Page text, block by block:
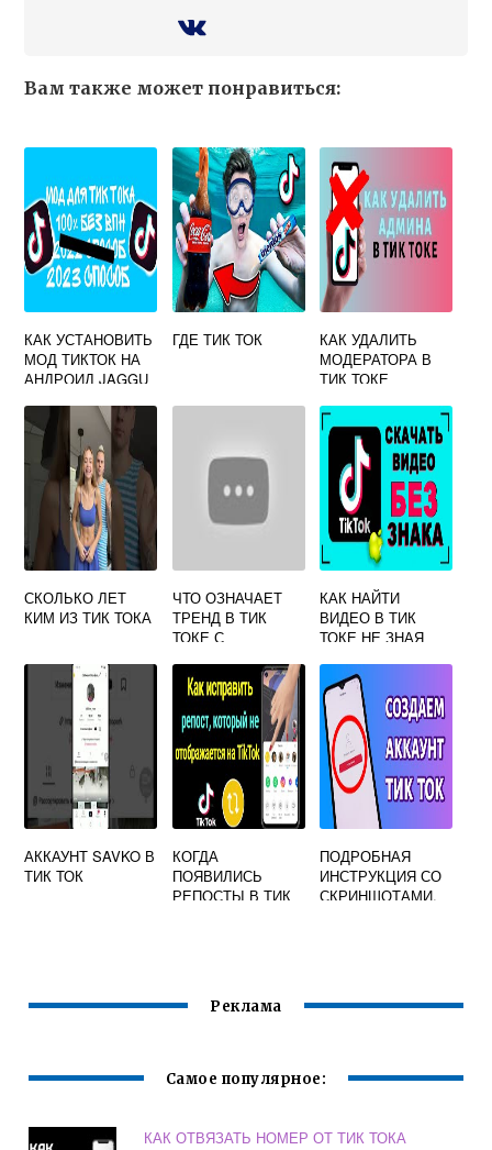
Вам также может понравиться:
КАК УСТАНОВИТЬ
МОД ТИКТОК НА
АНДРОИД JAGGU
ГДЕ ТИК ТОК
КАК УДАЛИТЬ
МОДЕРАТОРА В
ТИК ТОКЕ
СКОЛЬКО ЛЕТ
КИМ ИЗ ТИК ТОКА
ЧТО ОЗНАЧАЕТ
ТРЕНД В ТИК
ТОКЕ С
КАК НАЙТИ
ВИДЕО В ТИК
ТОКЕ НЕ ЗНАЯ
НАЗВАНИЯ
АККАУНТ SAVKO В
ТИК ТОК
КОГДА
ПОЯВИЛИСЬ
РЕПОСТЫ В ТИК
ПОДРОБНАЯ
ИНСТРУКЦИЯ СО
СКРИНШОТАМИ,
Реклама
Самое популярное:
КАК ОТВЯЗАТЬ НОМЕР ОТ ТИК ТОКА